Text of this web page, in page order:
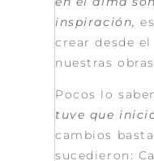
inspiración,
crear desde
nuestras
Pocos lo
tuve que
cambios
sucedieron: